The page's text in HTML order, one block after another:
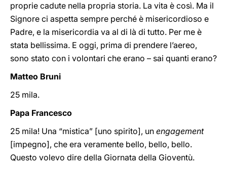
proprie cadute nella propria storia. La vita è così. Ma il
Signore ci aspetta sempre perché è misericordioso e
Padre, e la misericordia va al di là di tutto. Per me è
stata bellissima. E oggi, prima di prendere l’aereo,
sono stato con i volontari che erano – sai quanti erano?
Matteo Bruni
25 mila.
Papa Francesco
25 mila! Una “mistica” [uno spirito], un engagement
[impegno], che era veramente bello, bello, bello.
Questo volevo dire della Giornata della Gioventù.